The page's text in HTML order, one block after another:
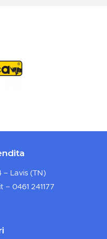
– Lavis (TN)
– 0461 241177